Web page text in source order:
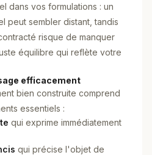
dans vos formulations : un
peut sembler distant, tandis
risque de manquer
équilibre qui reflète votre
efficacement
bien construite comprend
essentiels :
qui exprime immédiatement
qui précise l'objet de